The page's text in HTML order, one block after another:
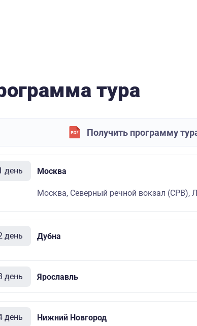
тура
Получить программу
день Москва
Москва, Северный речной вокзал (СРВ),
день Дубна
день Ярославль
день Нижний Новгород